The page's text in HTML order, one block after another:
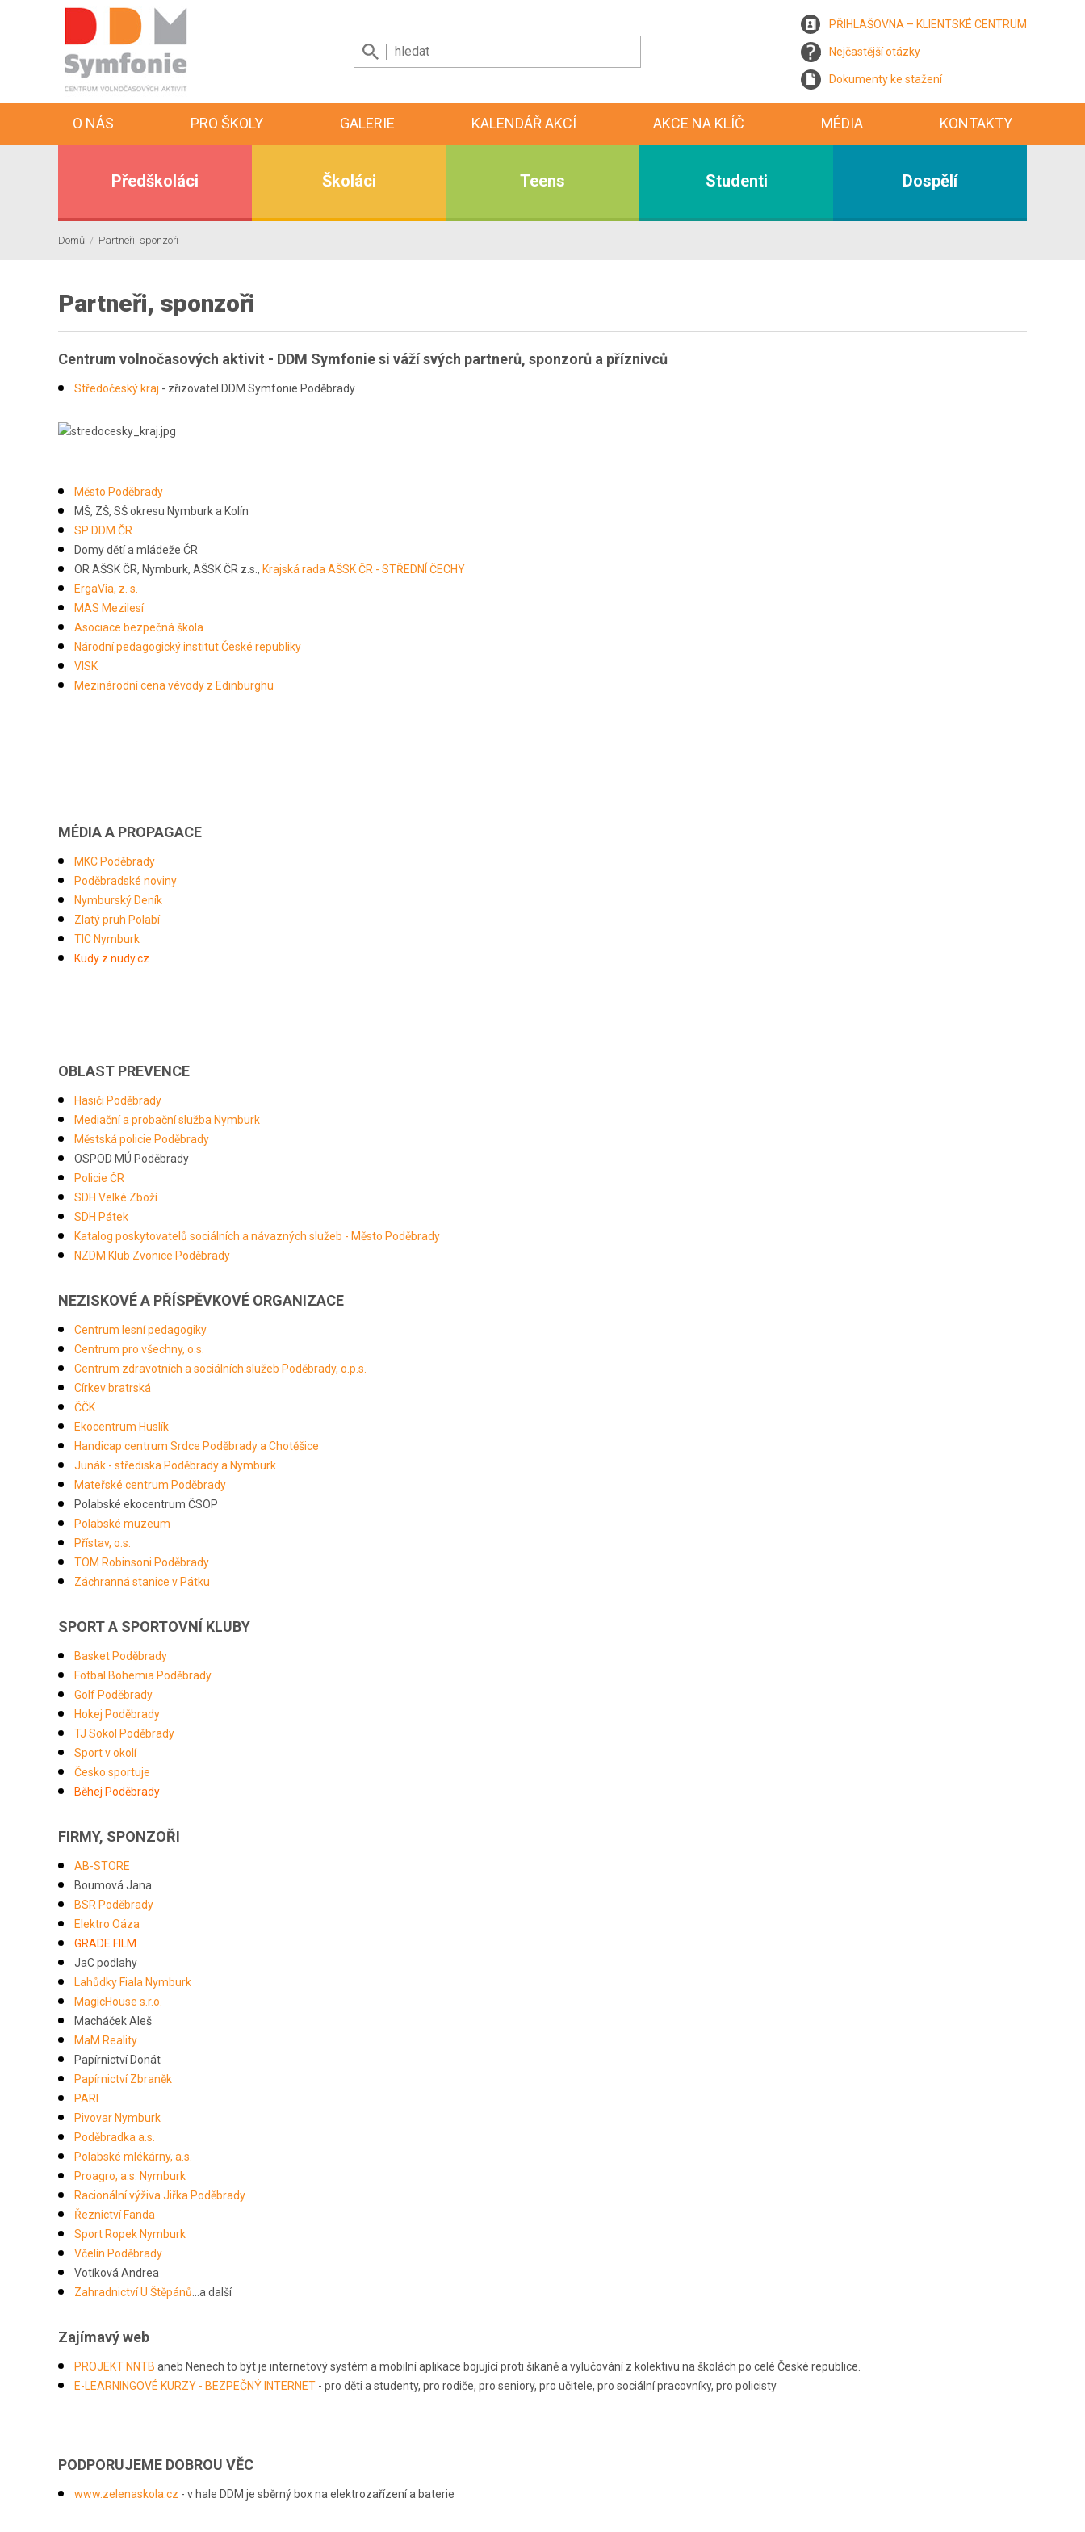
PŘIHLAŠOVNA – KLIENTSKÉ CENTRUM
Nejčastější otázky
Dokumenty ke stažení
O NÁS PRO ŠKOLY GALERIE KALENDÁŘ AKCÍ AKCE NA KLÍČ MÉDIA KONTAKTY
Předškoláci Školáci Teens Studenti Dospělí
Domů / Partneři, sponzoři
Partneři, sponzoři
Centrum volnočasových aktivit - DDM Symfonie si váží svých partnerů, sponzorů a příznivců
Středočeský kraj - zřizovatel DDM Symfonie Poděbrady
Město Poděbrady
MŠ, ZŠ, SŠ okresu Nymburk a Kolín
SP DDM ČR
Domy dětí a mládeže ČR
OR AŠSK ČR, Nymburk, AŠSK ČR z.s., Krajská rada AŠSK ČR - STŘEDNÍ ČECHY
ErgaVia, z. s.
MAS Mezilesí
Asociace bezpečná škola
Národní pedagogický institut České republiky
VISK
Mezinárodní cena vévody z Edinburghu
MÉDIA A PROPAGACE
MKC Poděbrady
Poděbradské noviny
Nymburský Deník
Zlatý pruh Polabí
TIC Nymburk
Kudy z nudy.cz
OBLAST PREVENCE
Hasiči Poděbrady
Mediační a probační služba Nymburk
Městská policie Poděbrady
OSPOD MÚ Poděbrady
Policie ČR
SDH Velké Zboží
SDH Pátek
Katalog poskytovatelů sociálních a návazných služeb - Město Poděbrady
NZDM Klub Zvonice Poděbrady
NEZISKOVÉ A PŘÍSPĚVKOVÉ ORGANIZACE
Centrum lesní pedagogiky
Centrum pro všechny, o.s.
Centrum zdravotních a sociálních služeb Poděbrady, o.p.s.
Církev bratrská
ČČK
Ekocentrum Huslík
Handicap centrum Srdce Poděbrady a Chotěšice
Junák - střediska Poděbrady a Nymburk
Mateřské centrum Poděbrady
Polabské ekocentrum ČSOP
Polabské muzeum
Přístav, o.s.
TOM Robinsoni Poděbrady
Záchranná stanice v Pátku
SPORT A SPORTOVNÍ KLUBY
Basket Poděbrady
Fotbal Bohemia Poděbrady
Golf Poděbrady
Hokej Poděbrady
TJ Sokol Poděbrady
Sport v okolí
Česko sportuje
Běhej Poděbrady
FIRMY, SPONZOŘI
AB-STORE
Boumová Jana
BSR Poděbrady
Elektro Oáza
GRADE FILM
JaC podlahy
Lahůdky Fiala Nymburk
MagicHouse s.r.o.
Macháček Aleš
MaM Reality
Papírnictví Donát
Papírnictví Zbraněk
PARI
Pivovar Nymburk
Poděbradka a.s.
Polabské mlékárny, a.s.
Proagro, a.s. Nymburk
Racionální výživa Jiřka Poděbrady
Řeznictví Fanda
Sport Ropek Nymburk
Včelín Poděbrady
Votíková Andrea
Zahradnictví U Štěpánů ...a další
Zajímavý web
PROJEKT NNTB aneb Nenech to být je internetový systém a mobilní aplikace bojující proti šikaně a vylučování z kolektivu na školách po celé České republice.
E-LEARNINGOVÉ KURZY - BEZPEČNÝ INTERNET - pro děti a studenty, pro rodiče, pro seniory, pro učitele, pro sociální pracovníky, pro policisty
PODPORUJEME DOBROU VĚC
www.zelenaskola.cz - v hale DDM je sběrný box na elektrozařízení a baterie